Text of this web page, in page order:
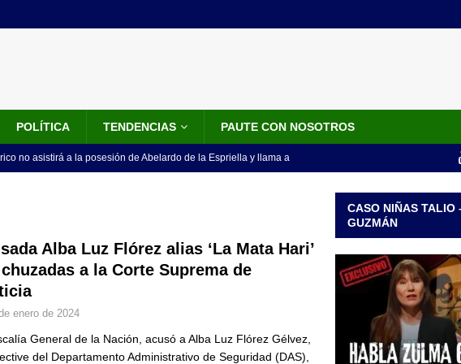
POLÍTICA TENDENCIAS PAUTE CON NOSOTROS
no asistirá a la posesión de Abelardo de la Espriella y llama a
de la banda presidencial que portará Abelardo De La
de un sastre colombiano reconocido en el mundo
Fiscalía amplía investigación por presunto lavado de activos y
vinculado al entramado empresarial
para la posesión presidencial: así será la investidura de Abelardo
Alba Luz Flórez alias ‘La Mata Hari’
a la Corte Suprema de
enero de 2024
General de la Nación, acusó a Alba Luz Flórez Gélvez,
del Departamento Administrativo de Seguridad (DAS),
CASO NIÑAS TALIO
GUZMÁN